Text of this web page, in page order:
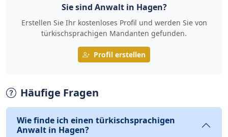
Sie sind Anwalt in Hagen?
Erstellen Sie Ihr kostenloses Profil und werden Sie von
türkischsprachigen Mandanten gefunden.
Profil erstellen
Häufige Fragen
Wie finde ich einen türkischsprachigen
Anwalt in Hagen?